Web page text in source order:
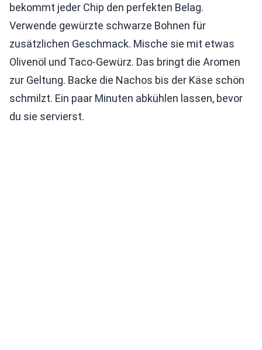
bekommt jeder Chip den perfekten Belag.
Verwende gewürzte schwarze Bohnen für
zusätzlichen Geschmack. Mische sie mit etwas
Olivenöl und Taco-Gewürz. Das bringt die Aromen
zur Geltung. Backe die Nachos bis der Käse schön
schmilzt. Ein paar Minuten abkühlen lassen, bevor
du sie servierst.